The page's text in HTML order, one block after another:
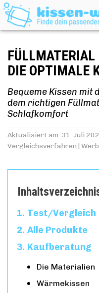
DIE OPTIMALE
Bequeme Kissen mit
dem richtigen
Schlafkomfort
Aktualisiert am: 31. Juli
Vergleichsverfahren |
Test/Vergleich
Alle Produkte
Kaufberatung
Die Materialien
Wärmekissen